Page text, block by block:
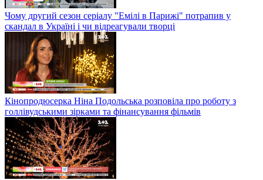
Чому другий сезон серіалу "Емілі в Парижі" потрапив у
скандал в Україні і чи відреагували творці
Кінопродюсерка Ніна Подольська розповіла про роботу з
голлівудськими зірками та фінансування фільмів